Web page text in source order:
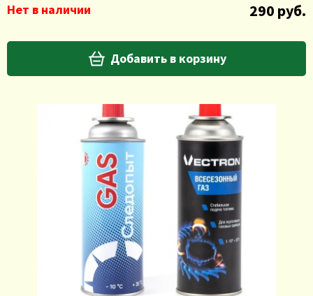
Нет в наличии 290 руб.
Добавить в корзину